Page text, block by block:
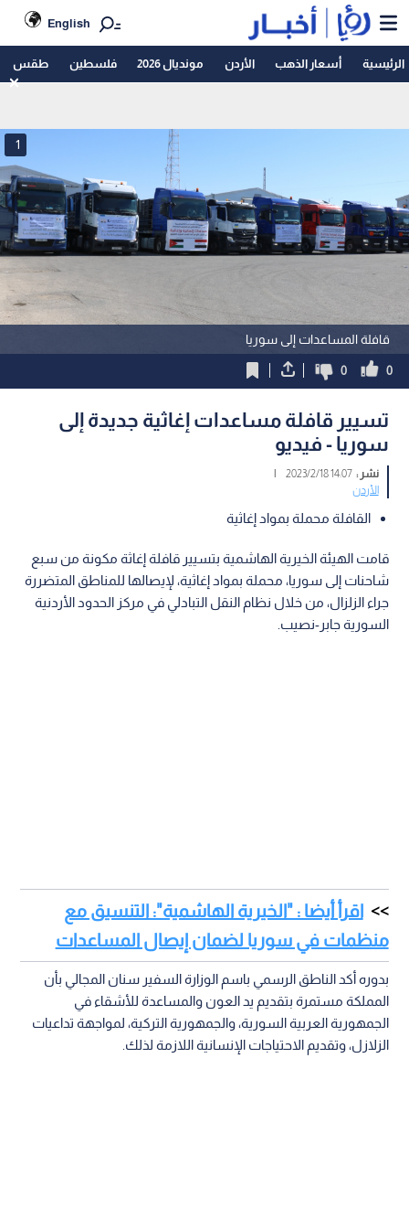
English
الرئيسية أسعار الذهب الأردن مونديال 2026 فلسطين طقس
قافلة المساعدات إلى سوريا
1
0
0
تسيير قافلة مساعدات إغاثية جديدة إلى
سوريا - فيديو
نشر :14:07 2023/2/18
|
الأردن
القافلة محملة بمواد إغاثية
قامت الهيئة الخيرية الهاشمية بتسيير قافلة إغاثة مكونة من سبع
شاحنات إلى سوريا، محملة بمواد إغاثية، لإيصالها للمناطق المتضررة
جراء الزلزال، من خلال نظام النقل التبادلي في مركز الحدود الأردنية
السورية جابر-نصيب.
اقرأ أيضا : "الخيرية الهاشمية": التنسيق مع
منظمات في سوريا لضمان إيصال المساعدات
بدوره أكد الناطق الرسمي باسم الوزارة السفير سنان المجالي بأن
المملكة مستمرة بتقديم يد العون والمساعدة للأشقاء في
الجمهورية العربية السورية، والجمهورية التركية، لمواجهة تداعيات
الزلازل، وتقديم الاحتياجات الإنسانية اللازمة لذلك.